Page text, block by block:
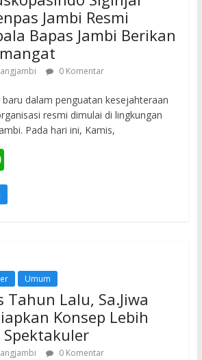
Jambi Resmi
Bapas Jambi Berikan
0 Komentar
dalam penguatan kesejahteraan
resmi dimulai di lingkungan
Pada hari ini, Kamis,
W
h
at
p
p Umum
Tahun Lalu, Sa.Jiwa
Konsep Lebih
0 Komentar